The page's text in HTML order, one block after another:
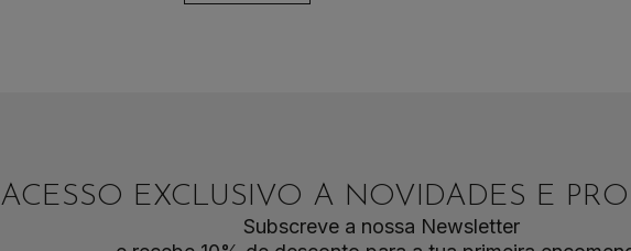
ACESSO EXCLUSIVO A NOVIDADES E
Subscreve a nossa Newsletter